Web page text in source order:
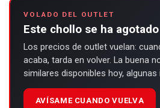
VOLADO DEL OUTLET
Este chollo se ha agotado
Los precios de outlet vuelan:
acaba, tarda en volver. La buena
similares disponibles hoy,
AVÍSAME CUANDO VUELVA